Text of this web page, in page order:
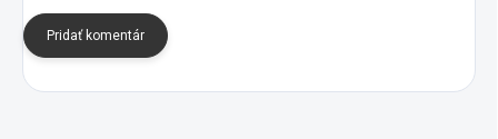
Pridať komentár